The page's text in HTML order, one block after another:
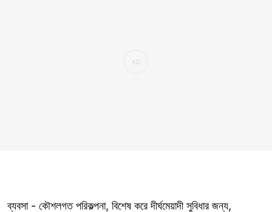
ব্যবসা - কৌশলগত পরিকল্পনা, বিশেষ করে দীর্ঘমেয়াদী সুবিধার জন্য,